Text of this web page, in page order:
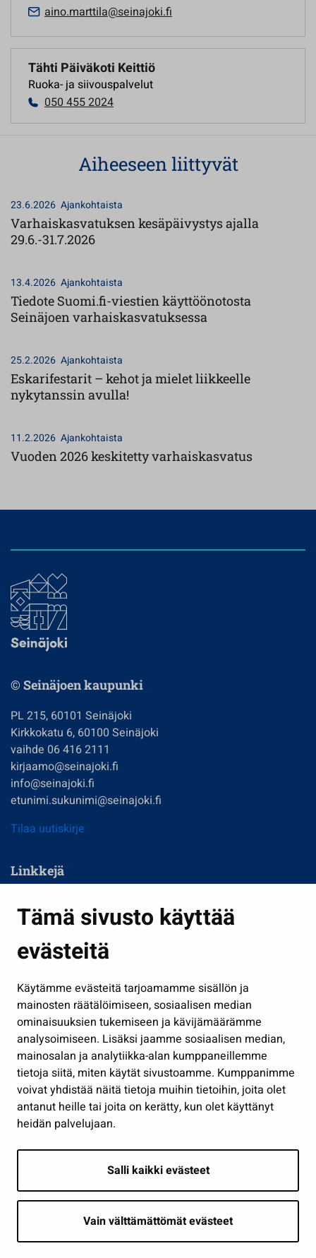
Tämä sivusto käyttää
evästeitä
Käytämme evästeitä tarjoamamme sisällön ja
mainosten räätälöimiseen, sosiaalisen median
ominaisuuksien tukemiseen ja kävijämäärämme
analysoimiseen. Lisäksi jaamme sosiaalisen median,
mainosalan ja analytiikka-alan kumppaneillemme
tietoja siitä, miten käytät sivustoamme. Kumppanimme
voivat yhdistää näitä tietoja muihin tietoihin, joita olet
antanut heille tai joita on kerätty, kun olet käyttänyt
heidän palvelujaan.
Salli kaikki evästeet
Vain välttämättömät evästeet
aino.marttila@seinajoki.fi
Tähti Päiväkoti Keittiö
Ruoka- ja siivouspalvelut
050 455 2024
Aiheeseen liittyvät
23.6.2026 Ajankohtaista
Varhaiskasvatuksen kesäpäivystys ajalla
29.6.-31.7.2026
13.4.2026 Ajankohtaista
Tiedote Suomi.fi-viestien käyttöönotosta
Seinäjoen varhaiskasvatuksessa
25.2.2026 Ajankohtaista
Eskarifestarit – kehot ja mielet liikkeelle
nykytanssin avulla!
11.2.2026 Ajankohtaista
Vuoden 2026 keskitetty varhaiskasvatus
© Seinäjoen kaupunki
PL 215, 60101 Seinäjoki
Kirkkokatu 6, 60100 Seinäjoki
vaihde 06 416 2111
kirjaamo@seinajoki.fi
info@seinajoki.fi
etunimi.sukunimi@seinajoki.fi
Tilaa uutiskirje
Linkkejä
Kasvatus ja opetus
Kulttuuri ja liikunta
Työ ja yrittäminen
Osallistu ja asioi
Näytä omat evästeasetukseni
Seuraa meitä